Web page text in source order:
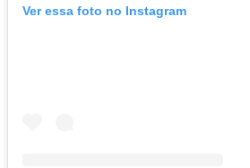
Ver essa foto no Instagram